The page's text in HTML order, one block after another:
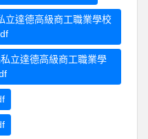
達德高級商工職業學校
立達德高級商工職業學